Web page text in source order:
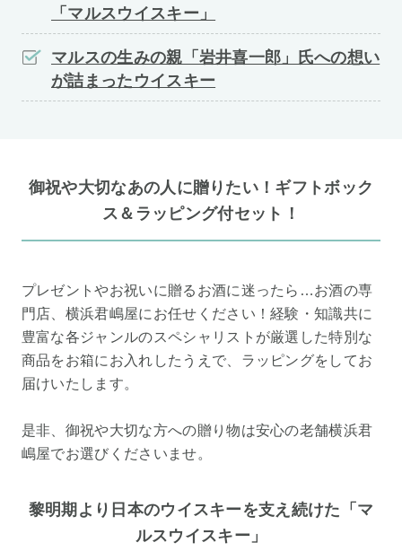
「マルスウイスキー」
マルスの生みの親「岩井喜一郎」氏への想い
が詰まったウイスキー
御祝や大切なあの人に贈りたい！ギフトボック
ス＆ラッピング付セット！
プレゼントやお祝いに贈るお酒に迷ったら…お酒の専
門店、横浜君嶋屋にお任せください！経験・知識共に
豊富な各ジャンルのスペシャリストが厳選した特別な
商品をお箱にお入れしたうえで、ラッピングをしてお
届けいたします。
是非、御祝や大切な方への贈り物は安心の老舗横浜君
嶋屋でお選びくださいませ。
黎明期より日本のウイスキーを支え続けた「マ
ルスウイスキー」